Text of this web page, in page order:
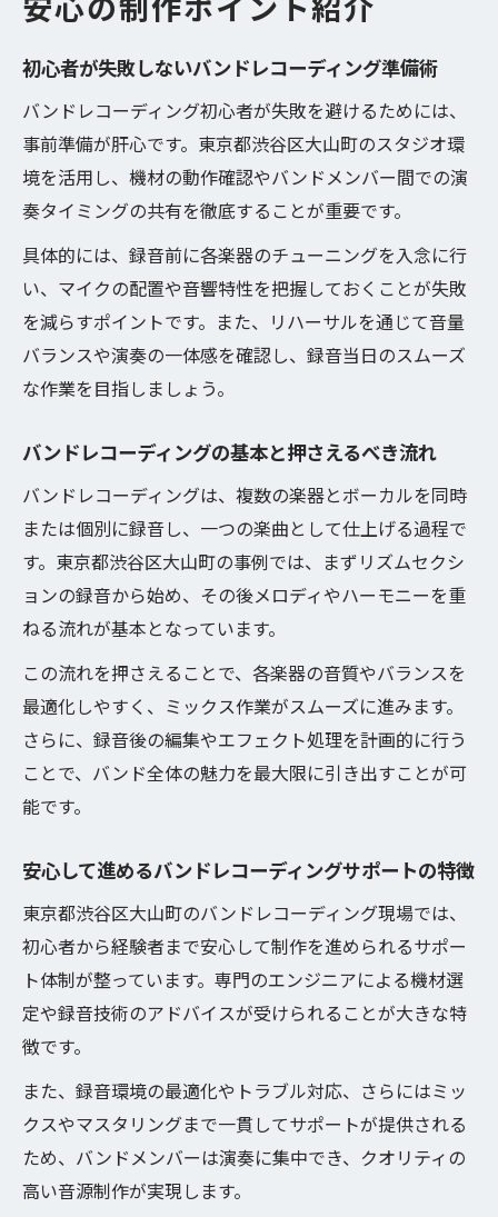
安心の制作ポイント紹介
初心者が失敗しないバンドレコーディング準備術
バンドレコーディング初心者が失敗を避けるためには、
事前準備が肝心です。東京都渋谷区大山町のスタジオ環
境を活用し、機材の動作確認やバンドメンバー間での演
奏タイミングの共有を徹底することが重要です。
具体的には、録音前に各楽器のチューニングを入念に行
い、マイクの配置や音響特性を把握しておくことが失敗
を減らすポイントです。また、リハーサルを通じて音量
バランスや演奏の一体感を確認し、録音当日のスムーズ
な作業を目指しましょう。
バンドレコーディングの基本と押さえるべき流れ
バンドレコーディングは、複数の楽器とボーカルを同時
または個別に録音し、一つの楽曲として仕上げる過程で
す。東京都渋谷区大山町の事例では、まずリズムセクシ
ョンの録音から始め、その後メロディやハーモニーを重
ねる流れが基本となっています。
この流れを押さえることで、各楽器の音質やバランスを
最適化しやすく、ミックス作業がスムーズに進みます。
さらに、録音後の編集やエフェクト処理を計画的に行う
ことで、バンド全体の魅力を最大限に引き出すことが可
能です。
安心して進めるバンドレコーディングサポートの特徴
東京都渋谷区大山町のバンドレコーディング現場では、
初心者から経験者まで安心して制作を進められるサポー
ト体制が整っています。専門のエンジニアによる機材選
定や録音技術のアドバイスが受けられることが大きな特
徴です。
また、録音環境の最適化やトラブル対応、さらにはミッ
クスやマスタリングまで一貫してサポートが提供される
ため、バンドメンバーは演奏に集中でき、クオリティの
高い音源制作が実現します。